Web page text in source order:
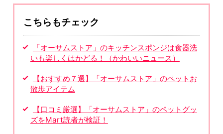
こちらもチェック
「オーサムストア」のキッチンスポンジは食器洗
いも楽しくはかどる！（かわいいニュース）
【おすすめ７選】「オーサムストア」のペットお
散歩アイテム
【口コミ厳選】「オーサムストア」のペットグッ
ズをMart読者が検証！